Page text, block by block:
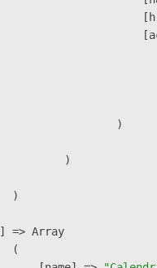
)
)
)
=> Array
(